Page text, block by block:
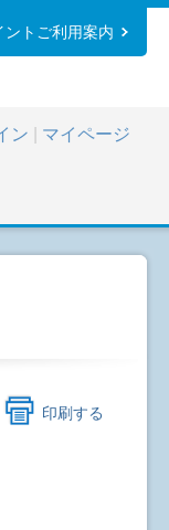
ントご利用案内
ン マイページ
印刷する